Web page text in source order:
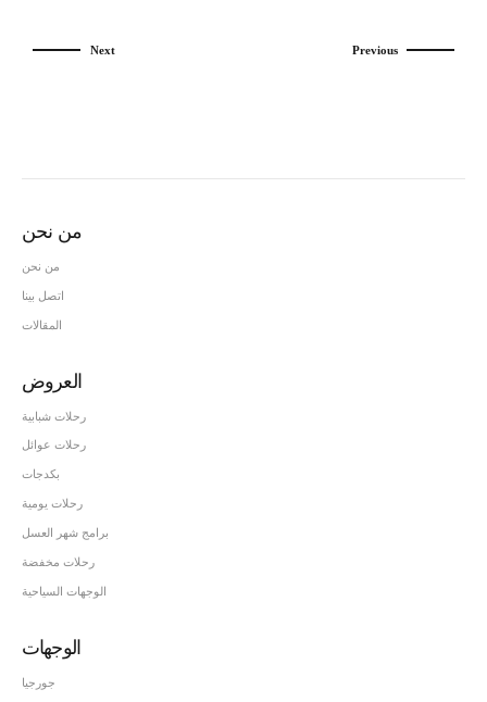
Previous
Next
من نحن
من نحن
اتصل بينا
المقالات
العروض
رحلات شبابية
رحلات عوائل
بكدجات
رحلات يومية
برامج شهر العسل
رحلات مخفضة
الوجهات السياحية
الوجهات
جورجيا